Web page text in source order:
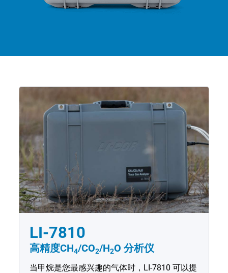
LI-7810
高精度CH4/CO2/H2O分析仪
当甲烷是您最感兴趣的气体时，LI-7810 可以提